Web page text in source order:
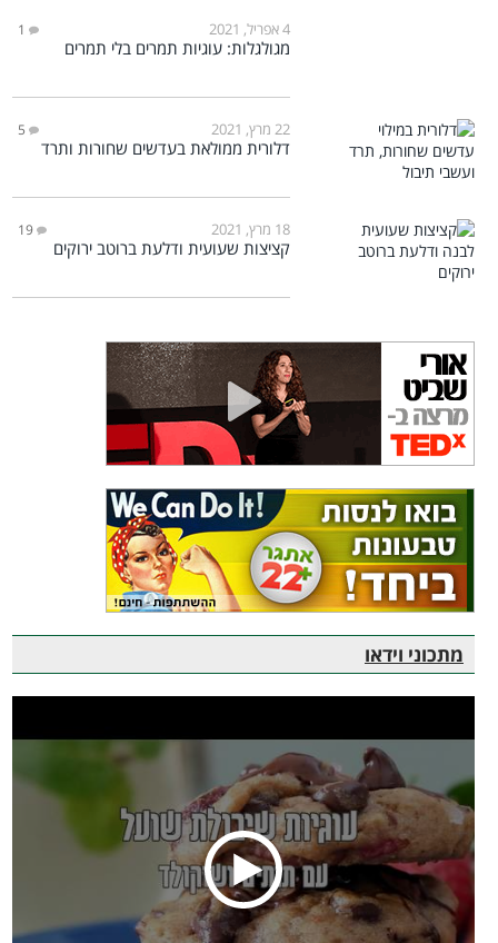
4 אפריל, 2021 1
מגולגלות: עוגיות תמרים בלי תמרים
22 מרץ, 2021 5
דלורית ממולאת בעדשים שחורות ותרד
18 מרץ, 2021 19
קציצות שעועית ודלעת ברוטב ירוקים
מתכוני וידאו